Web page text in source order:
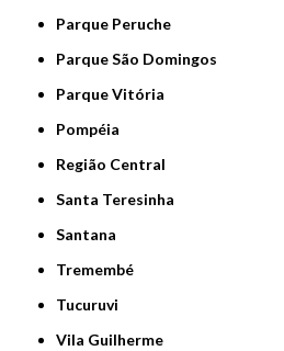
Parque Peruche
Parque São Domingos
Parque Vitória
Pompéia
Região Central
Santa Teresinha
Santana
Tremembé
Tucuruvi
Vila Guilherme